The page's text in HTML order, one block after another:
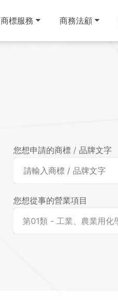
商標服務 商務法顧
您想申請的商標 / 品牌文字
您想從事的營業項目